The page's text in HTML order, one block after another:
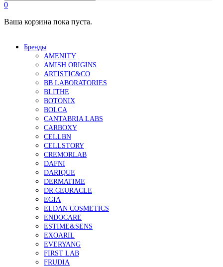
0
Ваша корзина пока пуста.
Бренды
AMENITY
AMISH ORIGINS
ARTISTIC&CO
BB LABORATORIES
BLITHE
BOTONIX
BOLCA
CANTABRIA LABS
CARBOXY
CELLBN
CELLSTORY
CREMORLAB
DAFNI
DARIQUE
DERMATIME
DR.CEURACLE
EGIA
ELDAN COSMETICS
ENDOCARE
ESTIME&SENS
EXOARIL
EVERYANG
FIRST LAB
FRUDIA